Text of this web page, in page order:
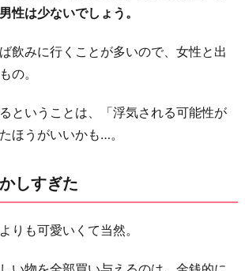
性は少ないでしょう。
飲みに行くことが多いので、女性と出
の。
ということは、「浮気される可能性が
ほうがいいかも…。
しすぎた
りも可愛いくて当然。